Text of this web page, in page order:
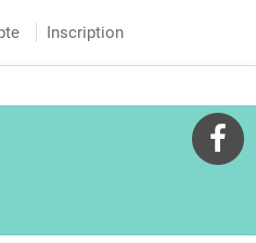
Inscription